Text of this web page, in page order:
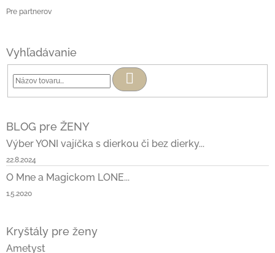
Pre partnerov
Vyhľadávanie
Hľadať
BLOG pre ŽENY
Výber YONI vajíčka s dierkou či bez dierky...
22.8.2024
O Mne a Magickom LONE...
1.5.2020
Kryštály pre ženy
Ametyst